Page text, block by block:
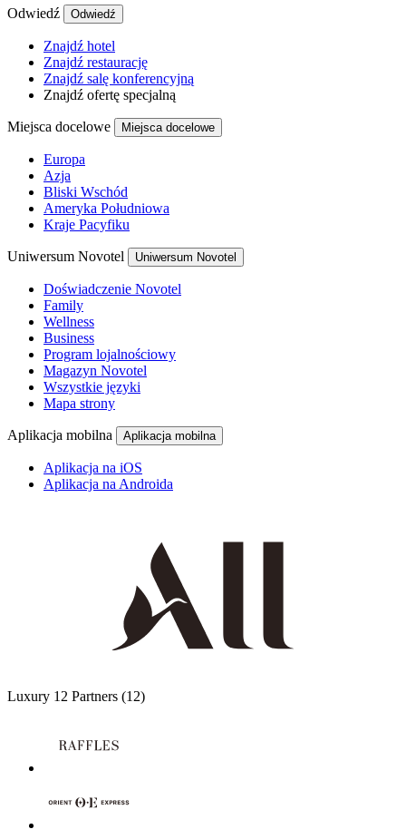
Odwiedź Odwiedź
Znajdź hotel
Znajdź restaurację
Znajdź salę konferencyjną
Znajdź ofertę specjalną
Miejsca docelowe Miejsca docelowe
Europa
Azja
Bliski Wschód
Ameryka Południowa
Kraje Pacyfiku
Uniwersum Novotel Uniwersum Novotel
Doświadczenie Novotel
Family
Wellness
Business
Program lojalnościowy
Magazyn Novotel
Wszystkie języki
Mapa strony
Aplikacja mobilna Aplikacja mobilna
Aplikacja na iOS
Aplikacja na Androida
Luxury 12 Partners (12)